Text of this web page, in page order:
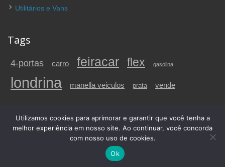
Utilitários e Vans
Tags
4-portas carro feiracar flex gasolina
londrina manella veiculos prata vende
© 2026 Carros a venda em Londrina e região, PR | FeiraCar. Todos os
direitos reservados.
- Desenvolvimento
Utilizamos cookies para aprimorar e garantir que você tenha a
melhor experiência em nosso site. Ao continuar, você concorda
com nosso uso de cookies.
Ok